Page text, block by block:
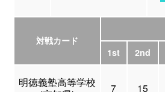
対戦カード
1st
2nd
明徳義塾高等学校
7 15